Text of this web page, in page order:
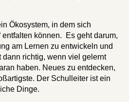
Ökosystem, in dem sich
entfalten können. Es geht darum,
am Lernen zu entwickeln und
dann richtig, wenn viel gelernt
haben. Neues zu entdecken,
Der Schulleiter ist ein
Dinge.